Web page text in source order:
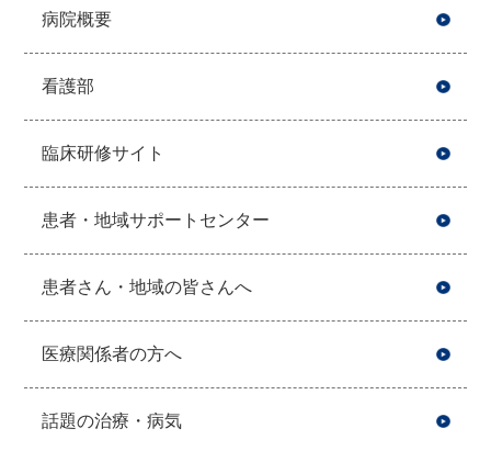
病院概要
看護部
臨床研修サイト
患者・地域サポートセンター
患者さん・地域の皆さんへ
医療関係者の方へ
話題の治療・病気